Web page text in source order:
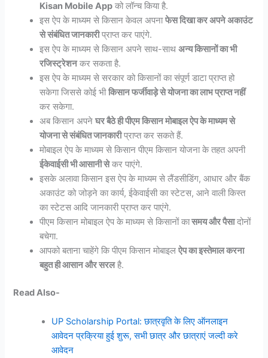
Kisan Mobile App को लॉन्च किया है.
इस ऐप के माध्यम से किसान केवल अपनाफेस दिखा कर अपने अकाउंट
से संबंधित जानकारीप्राप्त कर पाएंगे.
इस ऐप के माध्यम से किसान अपने साथ-साथअन्य किसानों का भी
रजिस्ट्रेशनकर सकता है.
इस ऐप के माध्यम से सरकार को किसानों का संपूर्ण डाटा प्राप्त हो
सकेगा जिससे कोई भीकिसान फर्जीवाड़े से योजना का लाभ प्राप्त नहीं
कर सकेगा.
अब किसान अपनेघर बैठे ही पीएम किसान मोबाइल ऐप के माध्यम से
योजना से संबंधित जानकारीप्राप्त कर सकते हैं.
मोबाइल ऐप के माध्यम से किसान पीएम किसान योजना के तहत अपनी
ईकेवाईसी भी आसानी सेकर पाएंगे.
इसके अलावा किसान इस ऐप के माध्यम से लैंडसीडिंग, आधार और बैंक
अकाउंट को जोड़ने का कार्य, ईकेवाईसी का स्टेटस, आने वाली किस्त
का स्टेटस आदि जानकारी प्राप्त कर पाएंगे.
पीएम किसान मोबाइल ऐप के माध्यम से किसानों कासमय और पैसादोनों
बचेगा.
आपको बताना चाहेंगे कि पीएम किसान मोबाइलऐप का इस्तेमाल करना
बहुत ही आसान और सरलहै.
Read Also-
UP Scholarship Portal: छात्रवृति के लिए ऑनलाइन
आवेदन प्रक्रिया हुई शुरू, सभी छात्र और छात्राएं जल्दी करे
आवेदन